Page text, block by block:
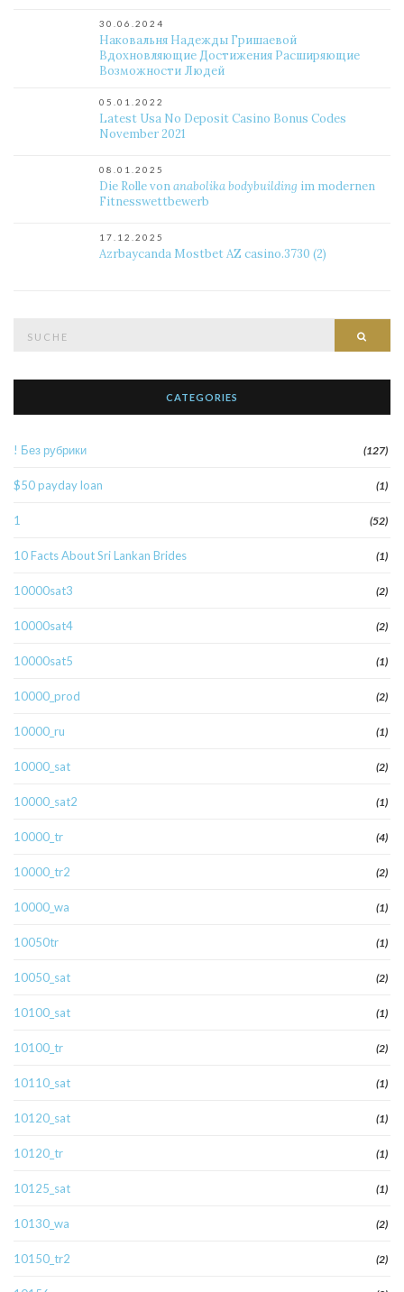
30.06.2024
Наковальня Надежды Гришаевой
Вдохновляющие Достижения Расширяющие
Возможности Людей
05.01.2022
Latest Usa No Deposit Casino Bonus Codes
November 2021
08.01.2025
Die Rolle vonanabolika bodybuilding im modernen
Fitnesswettbewerb
17.12.2025
Azrbaycanda Mostbet AZ casino.3730 (2)
CATEGORIES
! Без рубрики (127)
$50 payday loan (1)
1 (52)
10 Facts About Sri Lankan Brides (1)
10000sat3 (2)
10000sat4 (2)
10000sat5 (1)
10000_prod (2)
10000_ru (1)
10000_sat (2)
10000_sat2 (1)
10000_tr (4)
10000_tr2 (2)
10000_wa (1)
10050tr (1)
10050_sat (2)
10100_sat (1)
10100_tr (2)
10110_sat (1)
10120_sat (1)
10120_tr (1)
10125_sat (1)
10130_wa (2)
10150_tr2 (2)